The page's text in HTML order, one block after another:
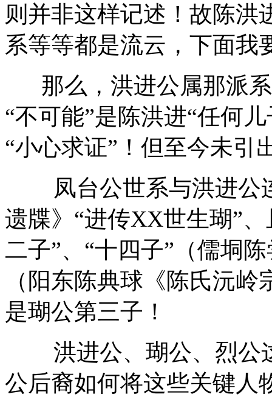
则并非这样记述！故陈洪
系等等都是流云，下面我
那么，洪进公属那派
“不可能”是陈洪进“任何
“小心求证”！但至今未引
凤台公世系与洪进
遗牒》“进传XX世生瑚”、
二子”、“十四子”（儒垌
（阳东陈典球《陈氏沅
是瑚公第三子！
洪进公、瑚公、烈公
公后裔如何将这些关键人